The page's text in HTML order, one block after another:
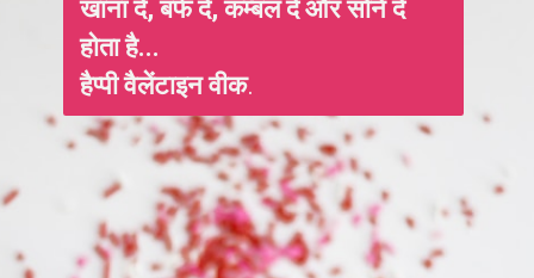
खाना दे, बर्फ दे, कम्बल दे और सोने दे
होता है...
हैप्पी वैलेंटाइन वीक.